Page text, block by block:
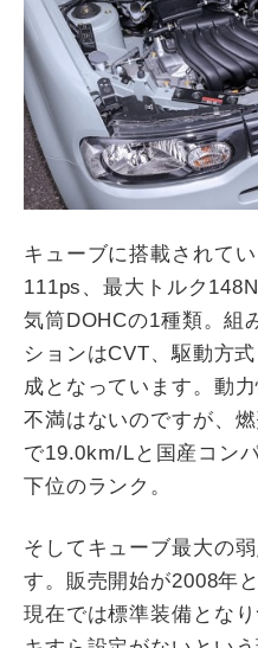
キューブに搭載されて
111ps、最大トルク
気筒DOHCの1種類。組
ションはCVT、駆動方
成となっています。動
不満はないのですが、
で19.0km/Lと国産コン
下位のランク。
そしてキューブ最大の
す。販売開始が2008年
現在では標準装備とな